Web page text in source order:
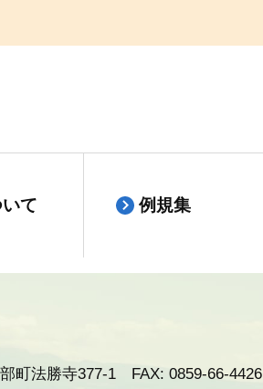
て 例規集
町法勝寺377-1 FAX: 0859-66-4426